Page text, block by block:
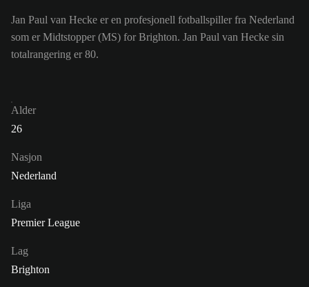
Jan Paul van Hecke er en profesjonell fotballspiller fra Nederland
som er Midtstopper (MS) for Brighton. Jan Paul van Hecke sin
totalrangering er 80.
Alder
26
Nasjon
Nederland
Liga
Premier League
Lag
Brighton